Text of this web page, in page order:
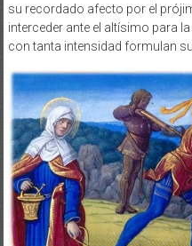
su recordado afecto por el
interceder ante el altísimo para
con tanta intensidad formulan